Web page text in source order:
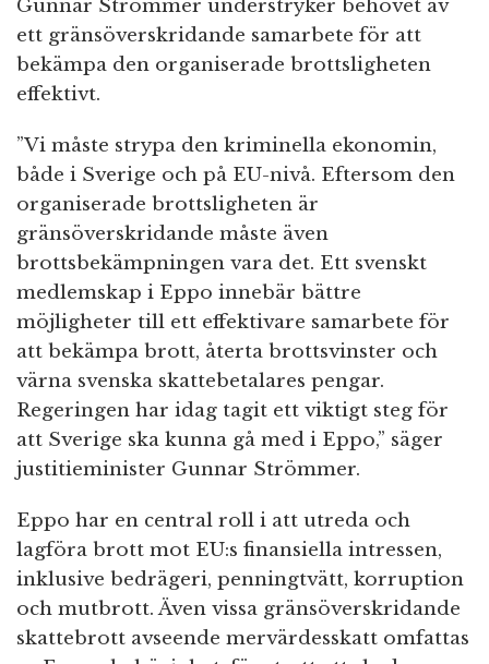
Gunnar Strömmer understryker behovet av
ett gränsöverskridande samarbete för att
bekämpa den organiserade brottsligheten
effektivt.
”Vi måste strypa den kriminella ekonomin,
både i Sverige och på EU-nivå. Eftersom den
organiserade brottsligheten är
gränsöverskridande måste även
brottsbekämpningen vara det. Ett svenskt
medlemskap i Eppo innebär bättre
möjligheter till ett effektivare samarbete för
att bekämpa brott, återta brottsvinster och
värna svenska skattebetalares pengar.
Regeringen har idag tagit ett viktigt steg för
att Sverige ska kunna gå med i Eppo,” säger
justitieminister Gunnar Strömmer.
Eppo har en central roll i att utreda och
lagföra brott mot EU:s finansiella intressen,
inklusive bedrägeri, penningtvätt, korruption
och mutbrott. Även vissa gränsöverskridande
skattebrott avseende mervärdesskatt omfattas